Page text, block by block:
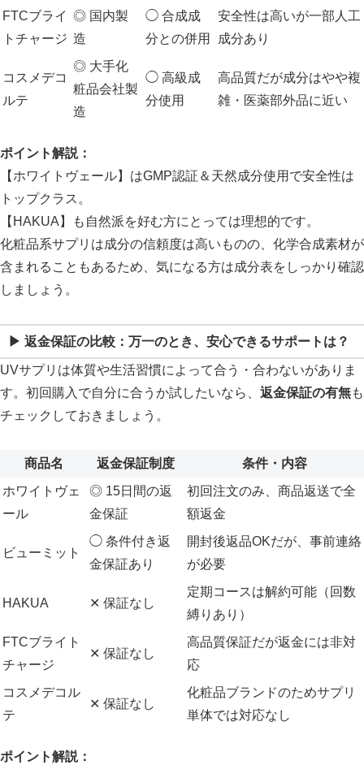
FTCブライ
トチャージ
◎ 国内製
造
◯ 合成成
分との併用
安全性は高いが一部人工
成分あり
コスメデコ
ルテ
◎ 大手化
粧品会社製
造
◯ 高級成
分使用
高品質だが成分はやや複
雑・医薬部外品に近い
ポイント解説：
【ホワイトヴェール】はGMP認証＆天然成分使用で安全性は
トップクラス。
【HAKUA】も自然派を好む方にとっては理想的です。
化粧品系サプリは成分の信頼度は高いものの、化学合成素材が
含まれることもあるため、気になる方は成分表をしっかり確認
しましょう。
▶ 返金保証の比較：万一のとき、安心できるサポートは？
UVサプリは体質や生活習慣によって合う・合わないがありま
す。初回購入で自分に合うか試したいなら、 返金保証の有無も
チェックしておきましょう。
商品名 返金保証制度
条件・内容
ホワイトヴェ
ール
◎ 15日間の返
金保証
初回注文のみ、商品返送で全
額返金
ビューミット
◯ 条件付き返
金保証あり
開封後返品OKだが、事前連絡
が必要
HAKUA ✕ 保証なし
定期コースは解約可能（回数
縛りあり）
FTCブライト
チャージ
✕ 保証なし
高品質保証だが返金には非対
応
コスメデコル
テ
✕ 保証なし
化粧品ブランドのためサプリ
単体では対応なし
ポイント解説：